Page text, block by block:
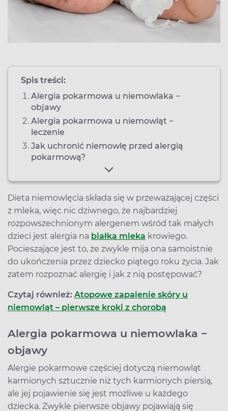
Spis treści:
Alergia pokarmowa u niemowlaka −
objawy
Alergia pokarmowa u niemowląt −
leczenie
Jak uchronić niemowlę przed alergią
pokarmową?
Dieta niemowlęcia składa się w przeważającej części
z mleka, więc nic dziwnego, że najbardziej
rozpowszechnionym alergenem wśród tak małych
dzieci jest alergia na białka mleka krowiego.
Pocieszające jest to, że zwykle mija ona samoistnie
do ukończenia przez dziecko piątego roku życia. Jak
zatem rozpoznać alergię i jak z nią postępować?
Czytaj również: Atopowe zapalenie skóry u
niemowląt – pierwsze kroki z chorobą
Alergia pokarmowa u niemowlaka −
objawy
Alergie pokarmowe częściej dotyczą niemowląt
karmionych sztucznie niż tych karmionych piersią,
ale jej pojawienie się jest możliwe u każdego
dziecka. Zwykle pierwsze objawy pojawiają się